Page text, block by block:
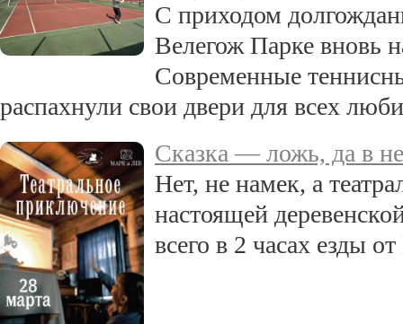
С приходом
Велегож Парке вновь
Современные
распахнули свои двери для всех
Сказка — ложь, да в
Нет, не намек, а
настоящей
всего в 2 часах езды